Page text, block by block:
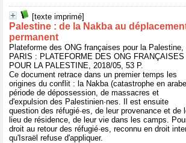
[texte imprimé]
Palestine : de la Nakba au
permanent
Plateforme des ONG françaises pour la Palestine,
PARIS : PLATEFORME DES ONG FRANÇAISES
POUR LA PALESTINE, 2018/05, 53 P.
Ce document retrace dans un premier temps les
origines du conflit : la Nakba (catastrophe en
période de dépossession, de massacres et
d'expulsion des Palestinien·nes. Il est ensuite
question des réfugié·es, de leur provenance et de
lieu de résidence, de leur vie dans les camps.
droit au retour des réfugié·es, reconnu en droit
qu'Israël refuse d'appliquer.